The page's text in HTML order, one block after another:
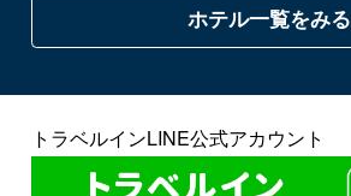
ホテル一覧をみる
トラベルインLINE公式アカウント